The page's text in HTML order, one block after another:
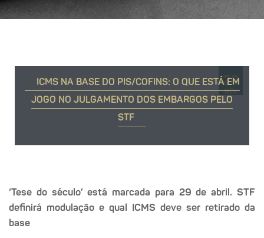
26
abr
ICMS NA BASE DO PIS/COFINS: O QUE ESTÁ EM
JOGO NO JULGAMENTO DOS EMBARGOS PELO
STF
‘Tese do século’ está marcada para 29 de abril. STF
definirá modulação e qual ICMS deve ser retirado da
base